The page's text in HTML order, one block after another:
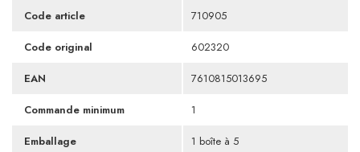
Code article 710905
Code original 602320
EAN 7610815013695
Commande minimum 1
Emballage 1 boîte à 5